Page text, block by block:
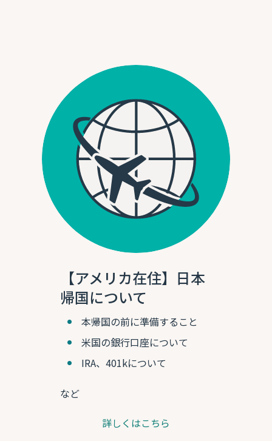
【アメリカ在住】日本
帰国について
本帰国の前に準備すること
米国の銀行口座について
IRA、401kについて
など
詳しくはこちら